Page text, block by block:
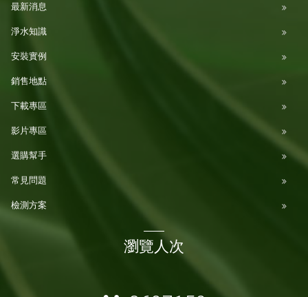
最新消息
淨水知識
安裝實例
銷售地點
下載專區
影片專區
選購幫手
常見問題
檢測方案
瀏覽人次